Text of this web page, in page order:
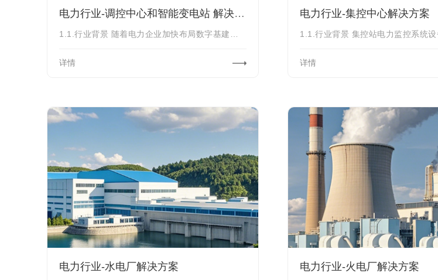
电力行业-调控中心和智能变电站 解决方案
详情
电力行业-集控中心解决方案
详情
电力行业-水电厂解决方案 电力行业-火电厂解决方案